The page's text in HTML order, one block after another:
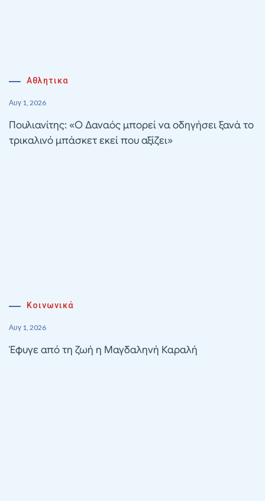
Αθλητικα
Αυγ 1, 2026
Πουλιανίτης: «Ο Δαναός μπορεί να οδηγήσει ξανά το
τρικαλινό μπάσκετ εκεί που αξίζει»
Κοινωνικά
Αυγ 1, 2026
Έφυγε από τη ζωή η Μαγδαληνή Καραλή